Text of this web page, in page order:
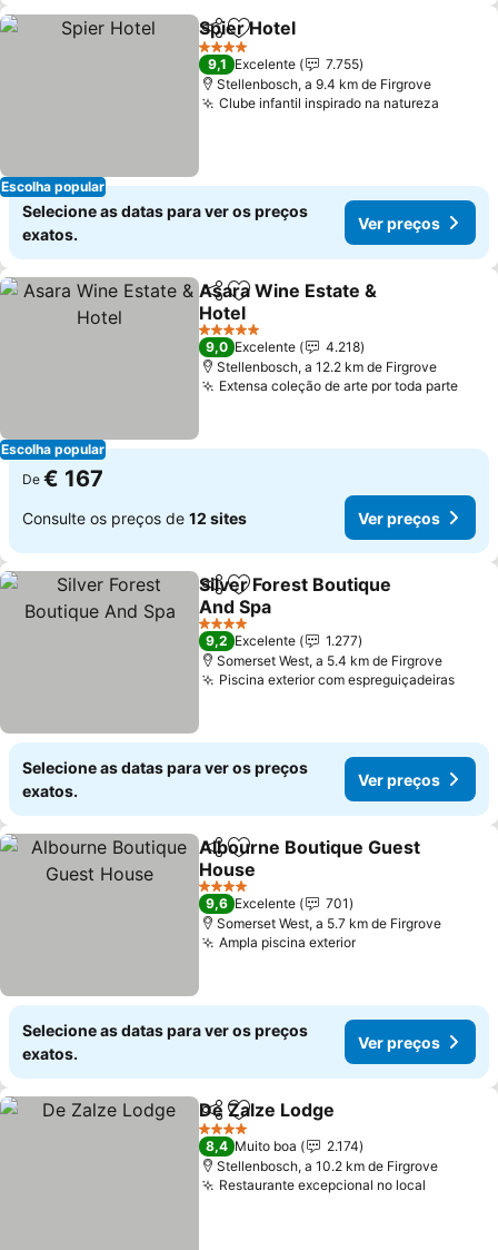
Escolha popular
PartilharAdicionar aos favoritos
Spier Hotel
4 Estrelas
9,1 Excelente
7.755
Stellenbosch, a 9.4 km de Firgrove
Clube infantil inspirado na natureza
Selecione as datas para ver os preços
exatos.
Ver preços
Escolha popular
PartilharAdicionar aos favoritos
Asara Wine Estate &
Hotel
5 Estrelas
9,0 Excelente
4.218
Stellenbosch, a 12.2 km de Firgrove
Extensa coleção de arte por toda parte
De € 167
Consulte os preços de 12 sites Ver preços
PartilharAdicionar aos favoritos
Silver Forest Boutique
And Spa
4 Estrelas
9,2 Excelente
1.277
Somerset West, a 5.4 km de Firgrove
Piscina exterior com espreguiçadeiras
Selecione as datas para ver os preços
exatos.
Ver preços
PartilharAdicionar aos favoritos
Albourne Boutique Guest
House
4 Estrelas
9,6 Excelente
701
Somerset West, a 5.7 km de Firgrove
Ampla piscina exterior
Selecione as datas para ver os preços
exatos.
Ver preços
PartilharAdicionar aos favoritos
De Zalze Lodge
4 Estrelas
8,4 Muito boa
2.174
Stellenbosch, a 10.2 km de Firgrove
Restaurante excepcional no local